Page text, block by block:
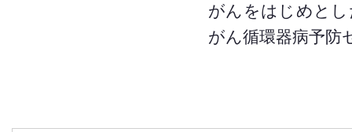
がんをはじめと
がん循環器病予防